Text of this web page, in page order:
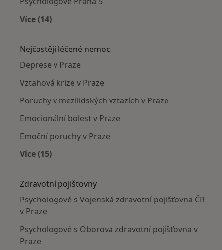
Více (14)
Nejčastěji léčené nemoci
Deprese v Praze
Vztahová krize v Praze
Poruchy v mezilidských vztazích v Praze
Emocionální bolest v Praze
Emoční poruchy v Praze
Více (15)
Zdravotní pojišťovny
Psychologové s Vojenská zdravotní pojišťovna ČR
v Praze
Psychologové s Oborová zdravotní pojišťovna v
Praze